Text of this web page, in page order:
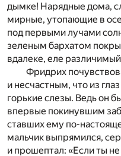
дымке! Нарядные дома,
мирные, утопающие в
под первыми лучами
зеленым бархатом
вдалеке, еле
Фридрих
и несчастным, что из
горькие слезы. Ведь он
впервые покинувшим
ставших ему по-
мальчик выпрямился,
и прошептал: «Если ты